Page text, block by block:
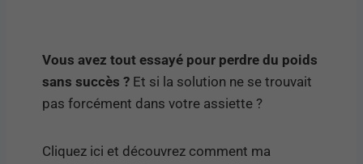
Vous avez tout essayé pour perdre du poids
sans succès ? Et si la solution ne se trouvait
pas forcément dans votre assiette ?
Cliquez ici et découvrez comment ma